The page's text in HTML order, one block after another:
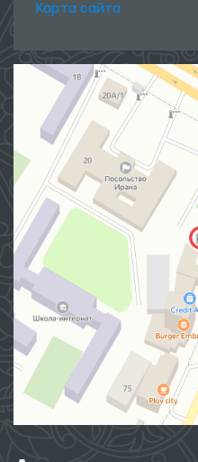
Карта сайта